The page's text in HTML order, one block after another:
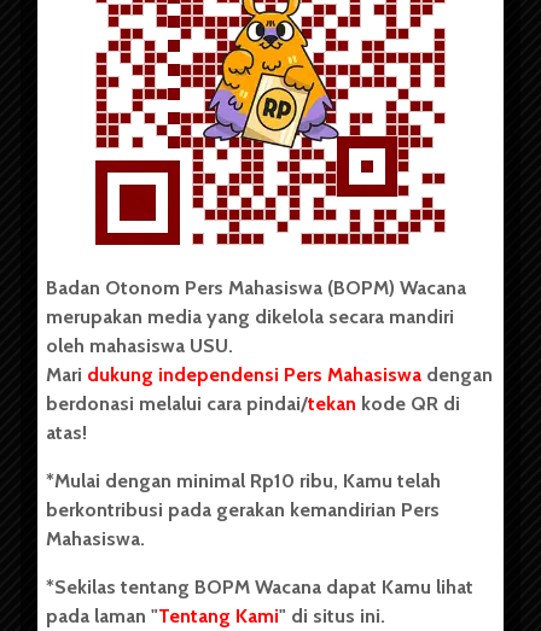
Copyright © 2023. All rights reserved BOPM WACANA.
Badan Otonom Pers Mahasiswa (BOPM) Wacana merupakan
pers mahasiswa yang berdiri di luar kampus dan dikelola
secara mandiri oleh mahasiswa Universitas Sumatera Utara
(USU). Sebelumnya BOPM Wacana merupakan salah satu
Unit Kegiatan Mahasiswa (UKM) di Universitas Sumatera
berdiri pada 1 Juli 1995.
Kontribusi
Badan Otonom Pers Mahasiswa (BOPM) Wacana
merupakan media yang dikelola secara mandiri
oleh mahasiswa USU.
Mari dukung independensi Pers Mahasiswa dengan
berdonasi melalui cara pindai/tekan kode QR di
atas!
*Mulai dengan minimal Rp10 ribu, Kamu telah
berkontribusi pada gerakan kemandirian Pers
Mahasiswa.
*Sekilas tentang BOPM Wacana dapat Kamu lihat
pada laman "Tentang Kami" di situs ini.